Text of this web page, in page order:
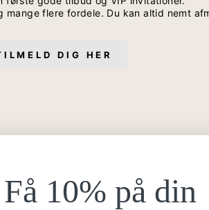
mange flere fordele. Du kan altid nemt
DIG HER
ANDRE
Få 10% på din